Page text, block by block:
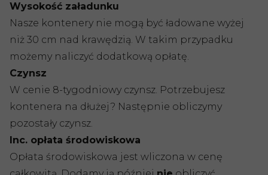
Wysokość załadunku
Nasze kontenery nie mogą być ładowane wyżej
niż 30 cm nad krawędzią. W takim przypadku
możemy naliczyć dodatkową opłatę.
Czynsz
W cenie 8-tygodniowy czynsz. Potrzebujesz
kontenera na dłużej? Następnie obliczymy
pozostały czynsz.
Inc. opłata środowiskowa
Opłata środowiskowa jest wliczona w cenę